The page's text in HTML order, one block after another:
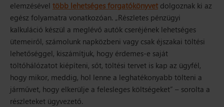
elemzésével több lehetséges forgatókönyvet dolgoznak ki az
egész folyamatra vonatkozóan. „Részletes pénzügyi
kalkuláció készül a meglévő autók cseréjének lehetséges
ütemeiről, számolunk napközbeni vagy csak éjszakai töltési
lehetőséggel, kiszámítjuk, hogy érdemes-e saját
töltőhálózatot kiépíteni, sőt, töltési tervet is kap az ügyfél,
hogy mikor, meddig, hol lenne a leghatékonyabb tölteni a
járművet, hogy elkerülje a felesleges költségeket” – sorolta a
részleteket ügyvezető.